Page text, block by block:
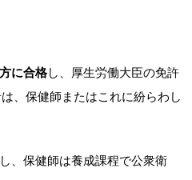
に合格し、厚生労働大臣の免許
、保健師またはこれに紛らわし
、保健師は養成課程で公衆衛